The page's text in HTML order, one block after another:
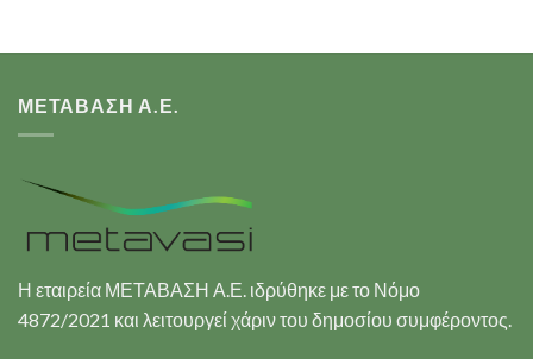
ΜΕΤΑΒΑΣΗ Α.Ε.
Η εταιρεία ΜΕΤΑΒΑΣΗ Α.Ε. ιδρύθηκε με το Νόμο
4872/2021 και λειτουργεί χάριν του δημοσίου συμφέροντος.